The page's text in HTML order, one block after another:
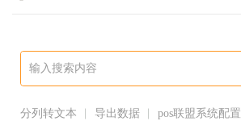
分列转文本 导出数据 pos联盟系统配置